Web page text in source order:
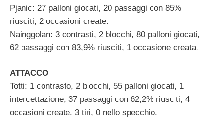
Pjanic: 27 palloni giocati, 20 passaggi con 85%
riusciti, 2 occasioni create.
Nainggolan: 3 contrasti, 2 blocchi, 80 palloni giocati,
62 passaggi con 83,9% riusciti, 1 occasione creata.
ATTACCO
Totti: 1 contrasto, 2 blocchi, 55 palloni giocati, 1
intercettazione, 37 passaggi con 62,2% riusciti, 4
occasioni create. 3 tiri, 0 nello specchio.